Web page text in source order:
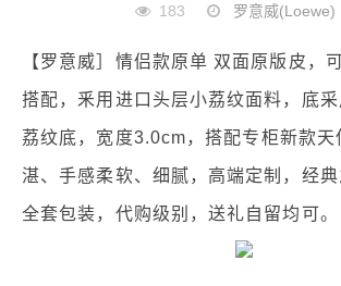
183 罗意威(Loewe)
【罗意威］情侣款原单 双面原版皮，
搭配，釆用进口头层小荔纹面料，底
荔纹底，宽度3.0cm，搭配专柜新款天
湛、手感柔软、细腻，高端定制，经
全套包装，代购级别，送礼自留均可。